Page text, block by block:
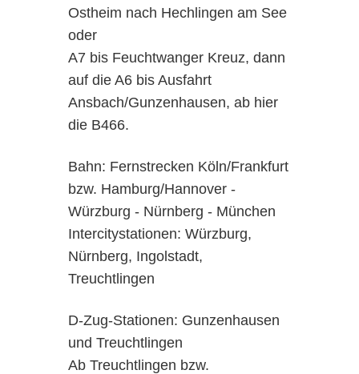
Ostheim nach Hechlingen am See
oder
A7 bis Feuchtwanger Kreuz, dann
auf die A6 bis Ausfahrt
Ansbach/Gunzenhausen, ab hier
die B466.
Bahn: Fernstrecken Köln/Frankfurt
bzw. Hamburg/Hannover -
Würzburg - Nürnberg - München
Intercitystationen: Würzburg,
Nürnberg, Ingolstadt,
Treuchtlingen
D-Zug-Stationen: Gunzenhausen
und Treuchtlingen
Ab Treuchtlingen bzw.